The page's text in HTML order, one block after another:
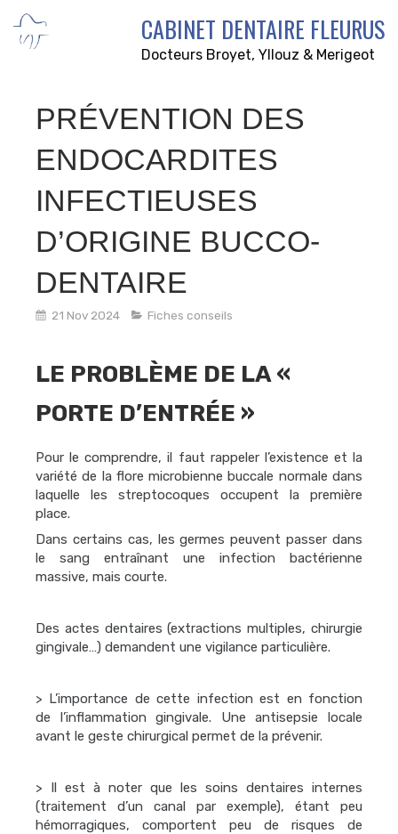
CABINET DENTAIRE FLEURUS
Docteurs Broyet, Yllouz & Merigeot
PRÉVENTION DES
ENDOCARDITES
INFECTIEUSES
D’ORIGINE BUCCO-
DENTAIRE
21 Nov 2024 Fiches conseils
LE PROBLÈME DE LA «
PORTE D’ENTRÉE »
Pour le comprendre, il faut rappeler l’existence et la
variété de la flore microbienne buccale normale dans
laquelle les streptocoques occupent la première
place.
Dans certains cas, les germes peuvent passer dans
le sang entraînant une infection bactérienne
massive, mais courte.
Des actes dentaires (extractions multiples, chirurgie
gingivale…) demandent une vigilance particulière.
> L’importance de cette infection est en fonction
de l’inflammation gingivale. Une antisepsie locale
avant le geste chirurgical permet de la prévenir.
> Il est à noter que les soins dentaires internes
(traitement d’un canal par exemple), étant peu
hémorragiques, comportent peu de risques de